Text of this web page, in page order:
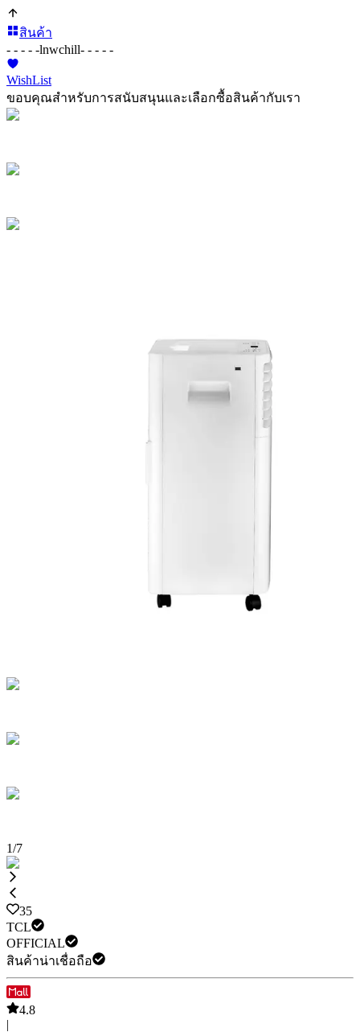
สินค้า
- - - - -lnwchill- - - - -
WishList
ขอบคุณสำหรับการสนับสนุนและเลือกซื้อสินค้ากับเรา
1/7
35
TCL
OFFICIAL
สินค้าน่าเชื่อถือ
4.8
|